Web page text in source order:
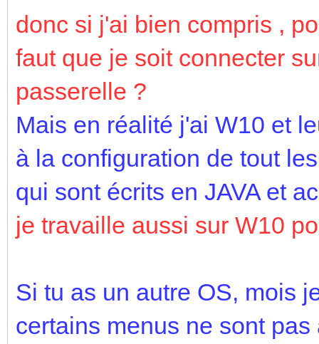
donc si j'ai bien compris ,
faut que je soit connecter
passerelle ?
Mais en réalité j'ai W10 et
à la configuration de tout
qui sont écrits en JAVA et
je travaille aussi sur W10
Si tu as un autre OS, mois
certains menus ne sont